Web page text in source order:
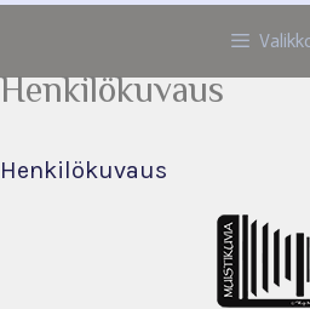
Henkilökuvaus
Henkilökuvaus